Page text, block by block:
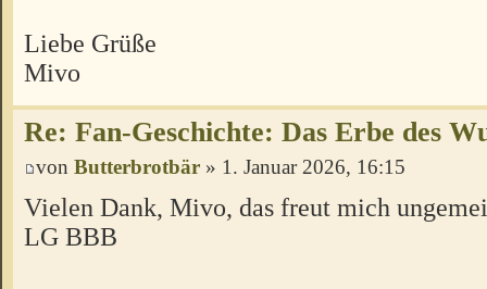
Liebe Grüße
Mivo
Re: Fan-Geschichte: Das Erbe des
von Butterbrotbär » 1. Januar 2026, 16:15
Vielen Dank, Mivo, das freut mich
LG BBB